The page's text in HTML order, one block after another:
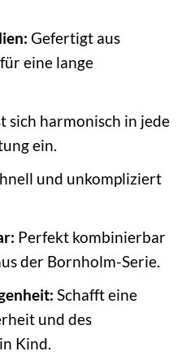
Gefertigt aus
eine lange
sich harmonisch in jede
ein.
und unkompliziert
Perfekt kombinierbar
der Bornholm-Serie.
Schafft eine
und des
Kind.